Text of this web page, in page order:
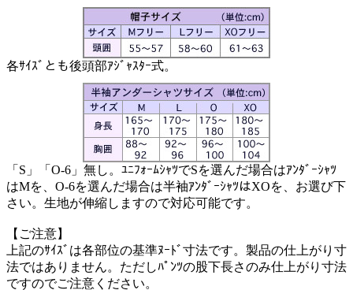
各ｻｲｽﾞとも後頭部ｱｼﾞｬｽﾀｰ式。
「S」「O-6」無し。ﾕﾆﾌｫｰﾑｼｬﾂでSを選んだ場合はｱﾝﾀﾞｰｼｬﾂ
はMを、O-6を選んだ場合は半袖ｱﾝﾀﾞｰｼｬﾂはXOを、お選び下
さい。生地が伸縮しますので対応可能です。
【ご注意】
上記のｻｲｽﾞは各部位の基準ﾇｰﾄﾞ寸法です。製品の仕上がり寸
法ではありません。ただしﾊﾟﾝﾂの股下長さのみ仕上がり寸法
ですのでご注意ください。